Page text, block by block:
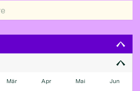
Mär Apr Mai Jun